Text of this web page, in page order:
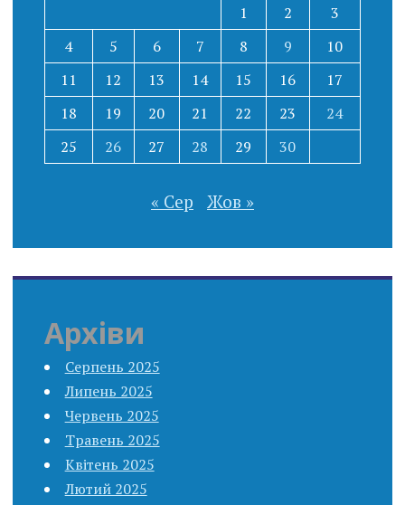
1
2
3
4
5 6 7 8 9
10
11
12 13 14 15 16
17
18
19 20 21 22 23
24
25
26 27 28 29 30
« Сер Жов »
Архіви
Серпень 2025
Липень 2025
Червень 2025
Травень 2025
Квітень 2025
Лютий 2025